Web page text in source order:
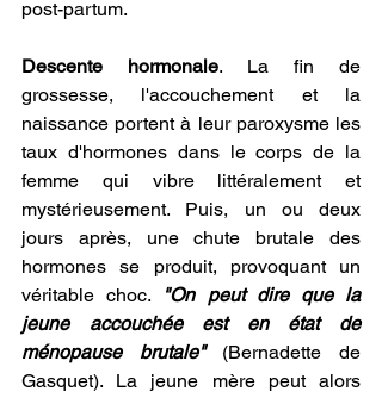
post-partum.
Descente hormonale. La fin de
grossesse, l'accouchement et la
naissance portent à leur paroxysme les
taux d'hormones dans le corps de la
femme qui vibre littéralement et
mystérieusement. Puis, un ou deux
jours après, une chute brutale des
hormones se produit, provoquant un
véritable choc.
"On peut dire que la
jeune accouchée est en état de
ménopause brutale" (Bernadette de
Gasquet). La jeune mère peut alors